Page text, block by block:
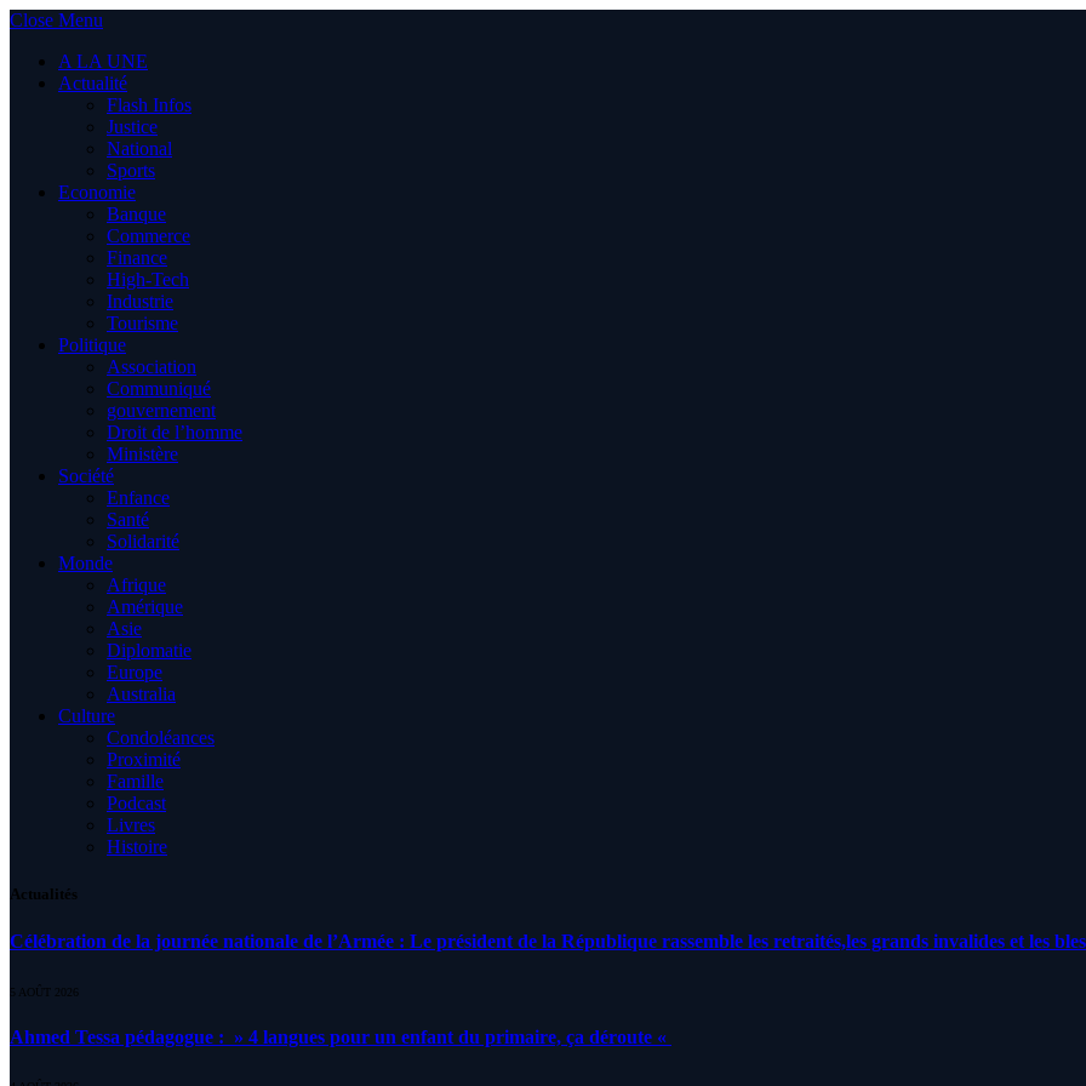
Close Menu
A LA UNE
Actualité
Flash Infos
Justice
National
Sports
Economie
Banque
Commerce
Finance
High-Tech
Industrie
Tourisme
Politique
Association
Communiqué
gouvernement
Droit de l’homme
Ministère
Société
Enfance
Santé
Solidarité
Monde
Afrique
Amérique
Asie
Diplomatie
Europe
Australia
Culture
Condoléances
Proximité
Famille
Podcast
Livres
Histoire
Actualités
Célébration de la journée nationale de l’Armée : Le président de la République rassemble les retraités,les grands invalides et les
5 AOÛT 2026
Ahmed Tessa pédagogue : » 4 langues pour un enfant du primaire, ça déroute «